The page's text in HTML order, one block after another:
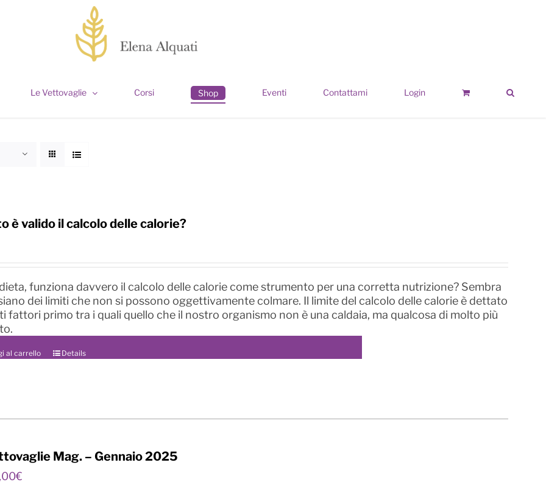
Le Vettovaglie Corsi Shop Eventi Contattami Login
è valido il calcolo delle calorie?
funziona davvero il calcolo delle calorie come strumento per una corretta nutrizione? Sembra
dei limiti che non si possono oggettivamente colmare. Il limite del calcolo delle calorie è dettato
fattori primo tra i quali quello che il nostro organismo non è una caldaia, ma qualcosa di molto più
al carrello Details
Mag. – Gennaio 2025
€